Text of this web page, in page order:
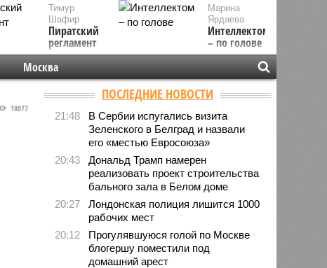
Марина
Ярдаева
Интеллектом
– по голове
Тимур
Шафир
Пиратский
регламент
Москва
18077
ПОСЛЕДНИЕ НОВОСТИ
21:48
В Сербии испугались визита
Зеленского в Белград и назвали
его «местью Евросоюза»
20:43
Дональд Трамп намерен
реализовать проект строительства
бального зала в Белом доме
20:27
Лондонская полиция лишится 1000
рабочих мест
20:12
Прогулявшуюся голой по Москве
блогершу поместили под
домашний арест